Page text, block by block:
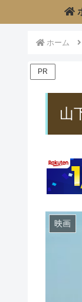
ホーム
PR
山
映画